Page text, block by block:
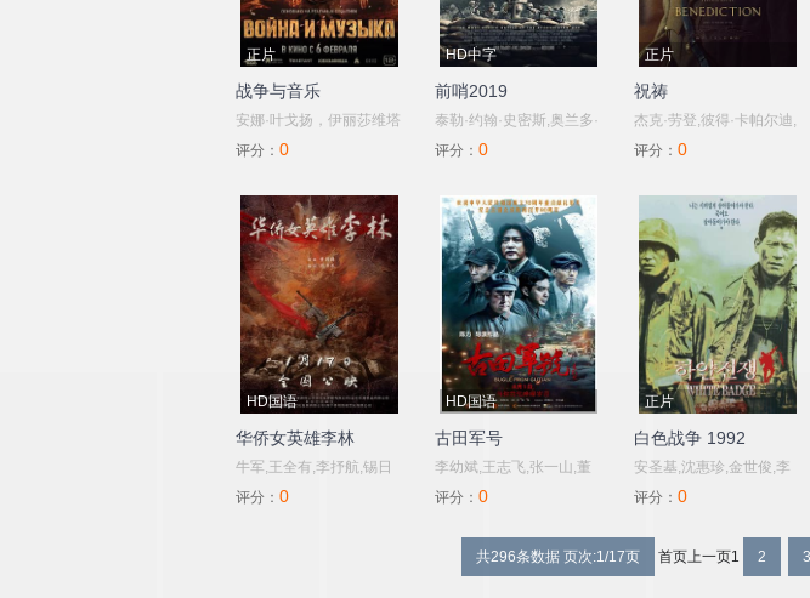
正片
战争与音乐
安娜·叶戈扬，伊丽莎维塔
·莫里亚克，维亚切斯拉夫
评分： 0
HD中字
前哨2019
泰勒·约翰·史密斯,奥兰多·
布鲁姆,雅各布·西皮奥,卡
西,科里·哈德里克,威尔·阿
滕伯勒,詹姆斯·贾格尔,斯
科特·伊斯特伍德,米洛·吉
布森,阿尔菲·斯图尔特,巴
比·洛克伍德,法希姆·法兹
利,阿历克斯·阿诺,塞莱娜·
辛顿,科瓦米·帕特森,Da
评分： 0
正片
祝祷
杰克·劳登,彼得·卡帕尔迪,
凯特·菲利普斯,杰玛·琼斯,
姆斯,朱利安·山德斯,杰瑞
米·艾文,安东·莱瑟,西蒙·拉
塞尔·比尔,本·丹尼尔斯,汤
姆·布莱斯,凯莉·雪莉,莉娅·
威廉姆斯,Jay,Phelps,苏珊
娜·伯蒂什,埃德蒙德·金斯
利,哈利·劳蒂,理查
评分： 0
HD国语
华侨女英雄李林
牛军,王全有,李抒航,锡日
苏伦雅,韩亚奥
评分： 0
HD国语
古田军号
李幼斌,王志飞,张一山,董
玥,刘智扬,胡兵,王仁君,孙
评分： 0
正片
白色战争 1992
安圣基,沈惠珍,金世俊,李
璟荣,许峻豪,金宝城
评分： 0
共296条数据 页次:1/17页 首页上一页1 2 3